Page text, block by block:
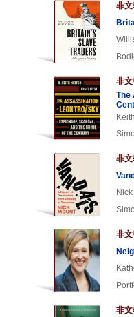
非
非
The
非
非
非